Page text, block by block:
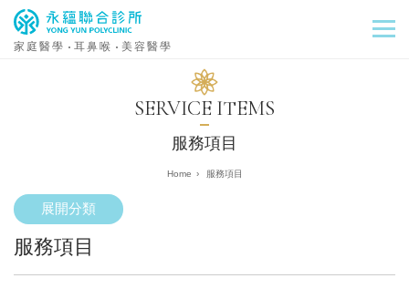
家庭醫學 耳鼻喉 美容醫學
SERVICE ITEMS
服務項目
› 服務項目
展開分類
服務項目